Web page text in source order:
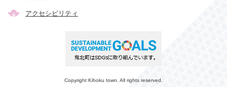
アクセシビリティ
Copyright Kihoku town. All rights reserved.